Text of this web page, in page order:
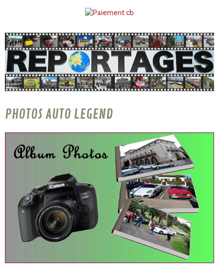
PHOTOS AUTO LEGEND